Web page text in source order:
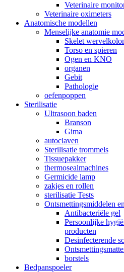
Veterinaire
Veterinaire oximeters
Anatomische modellen
Menselijke anatomie
Skelet
Torso en spieren
Ogen en KNO
organen
Gebit
Pathologie
oefenpoppen
Sterilisatie
Ultrasoon baden
Branson
Gima
autoclaven
Sterilisatie trommels
Tissuepakker
thermosealmachines
Germicide lamp
zakjes en rollen
sterilisatie Tests
Ontsmettingsmiddelen
Antibacteriële gel
Persoonlijke
producten
Desinfecterende
borstels
Bedpanspoeler